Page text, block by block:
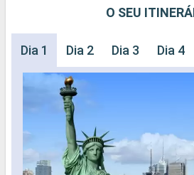
O SEU
Dia 1 Dia 2 Dia 3 Dia 4